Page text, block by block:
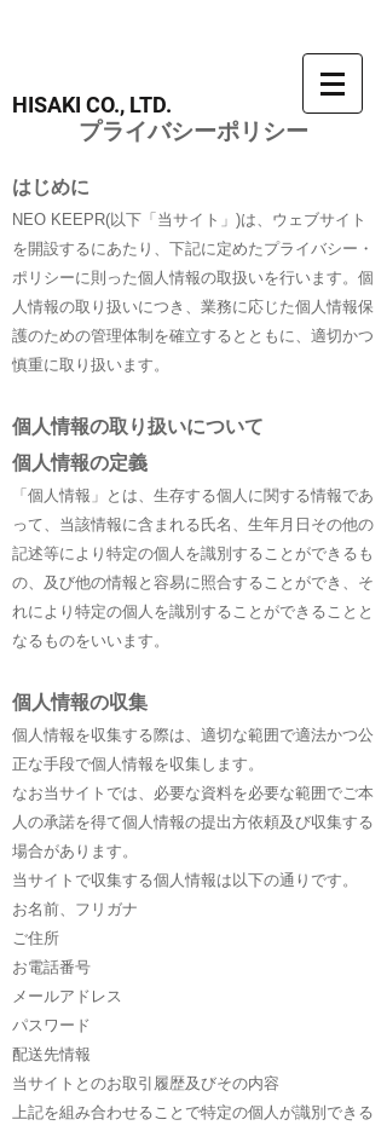
HISAKI CO., LTD.
プライバシーポリシー
はじめに
NEO KEEPR(以下「当サイト」)は、ウェブサイト
を開設するにあたり、下記に定めたプライバシー・
ポリシーに則った個人情報の取扱いを行います。個
人情報の取り扱いにつき、業務に応じた個人情報保
護のための管理体制を確立するとともに、適切かつ
慎重に取り扱います。
個人情報の取り扱いについて
個人情報の定義
「個人情報」とは、生存する個人に関する情報であ
って、当該情報に含まれる氏名、生年月日その他の
記述等により特定の個人を識別することができるも
の、及び他の情報と容易に照合することができ、そ
れにより特定の個人を識別することができることと
なるものをいいます。
個人情報の収集
個人情報を収集する際は、適切な範囲で適法かつ公
正な手段で個人情報を収集します。
なお当サイトでは、必要な資料を必要な範囲でご本
人の承諾を得て個人情報の提出方依頼及び収集する
場合があります。
当サイトで収集する個人情報は以下の通りです。
お名前、フリガナ
ご住所
お電話番号
メールアドレス
パスワード
配送先情報
当サイトとのお取引履歴及びその内容
上記を組み合わせることで特定の個人が識別できる